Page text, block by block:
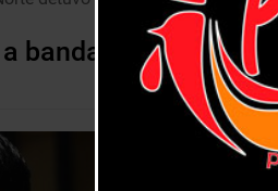
banda familiar